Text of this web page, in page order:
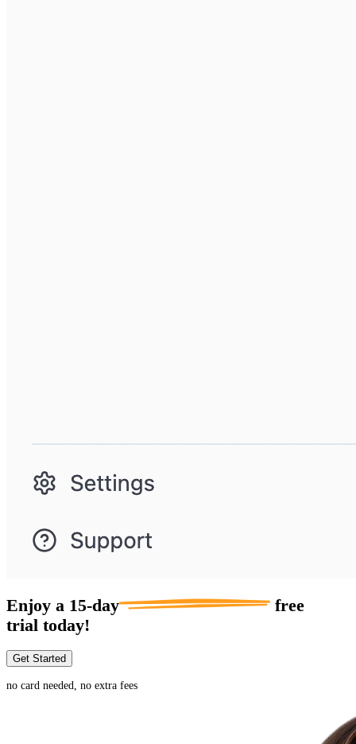
Enjoy a 15-day
free
trial today!
Get Started
no card needed, no extra fees